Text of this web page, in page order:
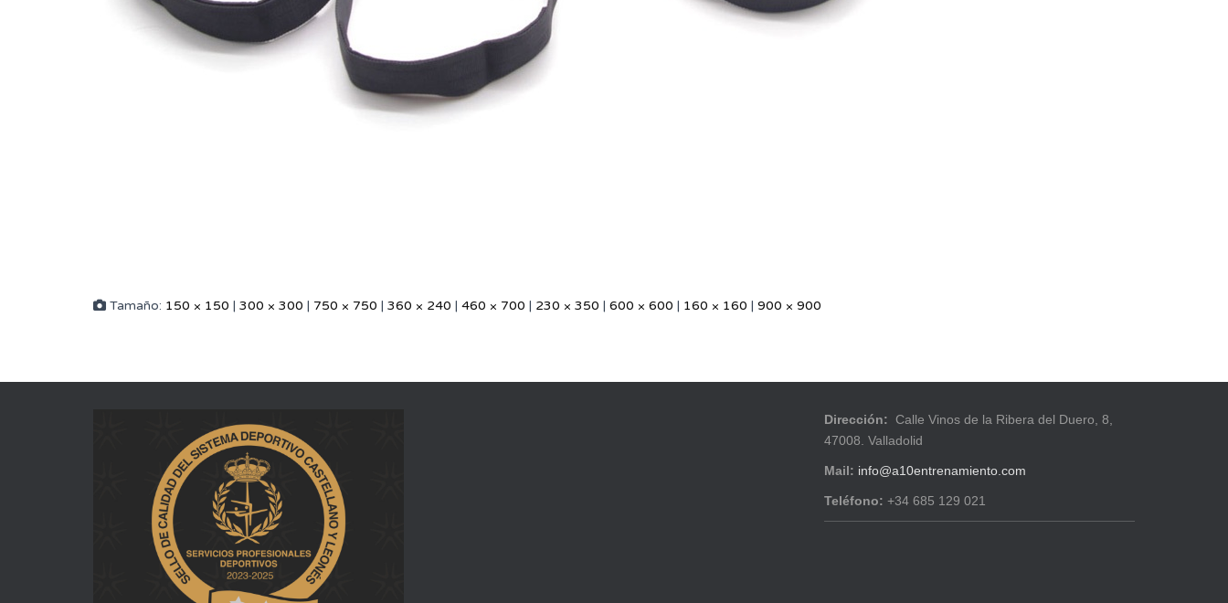
Tamaño: 150 × 150 | 300 × 300 | 750 × 750 | 360 × 240 | 460 × 700 | 230 × 350 | 600 × 600 | 160 × 160 | 900 × 900
Dirección: Calle Vinos de la Ribera del Duero, 8,
47008. Valladolid
Mail: info@a10entrenamiento.com
Teléfono: +34 685 129 021